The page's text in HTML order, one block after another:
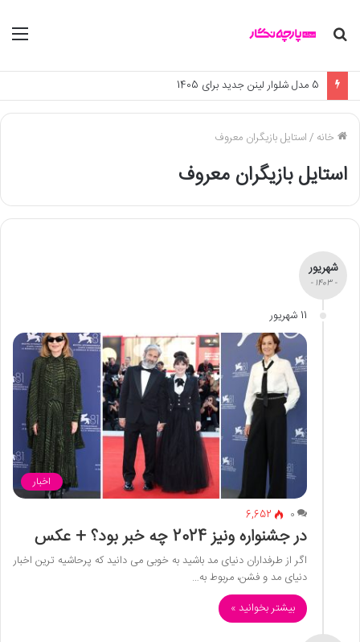
جستجو
خانه /استایل بازیگران معروف
استایل بازیگران معروف
شهریور
- 1403 -
11 شهریور
اخبار
0
6,652
در جشنواره ونیز 2024 چه خبر بود؟ + عکس
اگر از طرفداران دنیای مد باشید به خوبی می دانید که پرحاشیه ترین اخبار
دنیای مد و فشن، مربوط به…
بیشتر بخوانید »